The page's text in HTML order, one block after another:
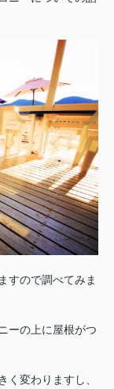
すので調べてみま
ーの上に屋根がつ
く変わりますし、